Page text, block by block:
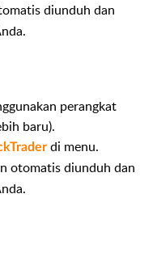
diunduh dan
perangkat
baru).
di menu.
otomatis diunduh dan